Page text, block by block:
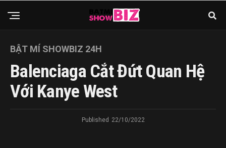
BẬT MÍ SHOWBIZ 24H
Balenciaga Cắt Đứt Quan Hệ
Với Kanye West
Published 22/10/2022